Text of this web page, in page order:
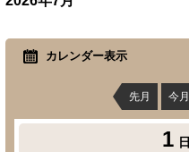
カレンダー表示
先月 今月
1 日